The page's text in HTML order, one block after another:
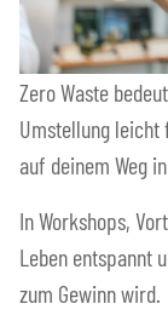
Zero Waste
Umstellung
auf deinem Weg
In Workshops,
Leben entspannt
zum Gewinn wird.